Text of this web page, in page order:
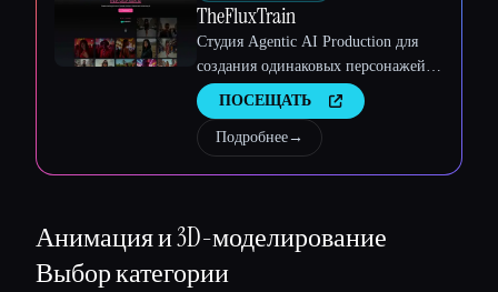
TheFluxTrain
Студия Agentic AI Production для
создания одинаковых персонажей,
рабочих процессов и видео
ПОСЕЩАТЬ
Подробнее→
Анимация и 3D-моделирование
Выбор категории